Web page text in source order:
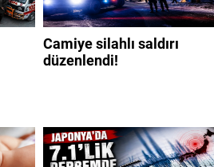
Camiye silahlı saldırı
düzenlendi!